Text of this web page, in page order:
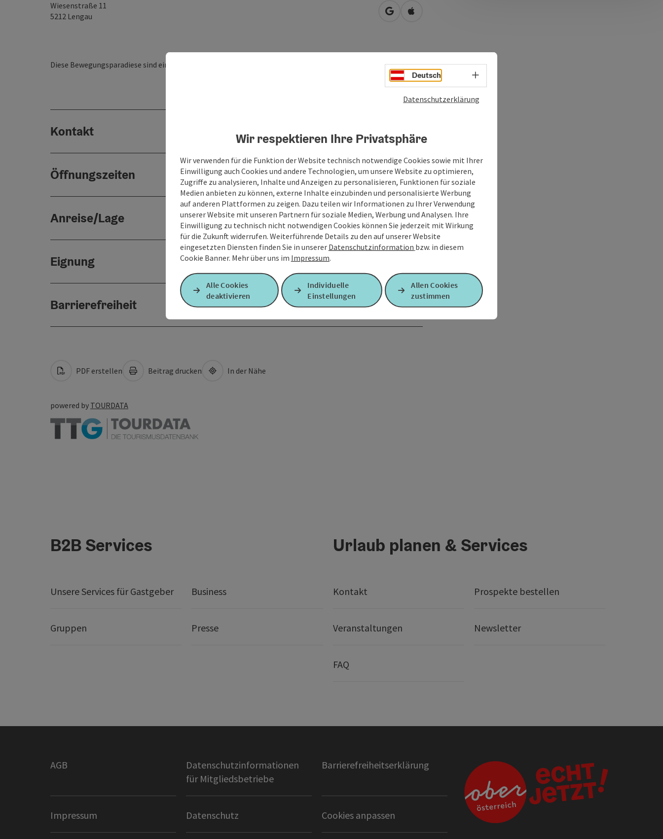
Wiesenstraße 11
5212 Lengau in Google Maps öffnen
in Apple Maps öffnen
Diese Bewegungsparadiese sind ein tolles Angebot für Familien, Schulklassen, Vereine und Senioren
Kontakt
Öffnungszeiten
Anreise/Lage
Eignung
Barrierefreiheit
PDF erstellen Beitrag drucken In der Nähe
powered by TOURDATA
B2B Services
Unsere Services für Gastgeber Business
Gruppen Presse
Urlaub planen & Services
Kontakt Prospekte bestellen
Veranstaltungen Newsletter
FAQ
AGB
Datenschutzinformationen
für Mitgliedsbetriebe
Barrierefreiheitserklärung
Impressum Datenschutz Cookies anpassen
Deutsch Sprachwahl - Menü öffnen
Datenschutzerklärung
Wir respektieren Ihre Privatsphäre
Wir verwenden für die Funktion der Website technisch notwendige Cookies sowie mit Ihrer
Einwilligung auch Cookies und andere Technologien, um unsere Website zu optimieren,
Zugriffe zu analysieren, Inhalte und Anzeigen zu personalisieren, Funktionen für soziale
Medien anbieten zu können, externe Inhalte einzubinden und personalisierte Werbung
auf anderen Plattformen zu zeigen. Dazu teilen wir Informationen zu Ihrer Verwendung
unserer Website mit unseren Partnern für soziale Medien, Werbung und Analysen. Ihre
Einwilligung zu technisch nicht notwendigen Cookies können Sie jederzeit mit Wirkung
für die Zukunft widerrufen. Weiterführende Details zu den auf unserer Website
eingesetzten Diensten finden Sie in unserer Datenschutzinformation bzw. in diesem
Cookie Banner. Mehr über uns im Impressum.
Alle Cookies
deaktivieren
Individuelle
Einstellungen
Allen Cookies
zustimmen